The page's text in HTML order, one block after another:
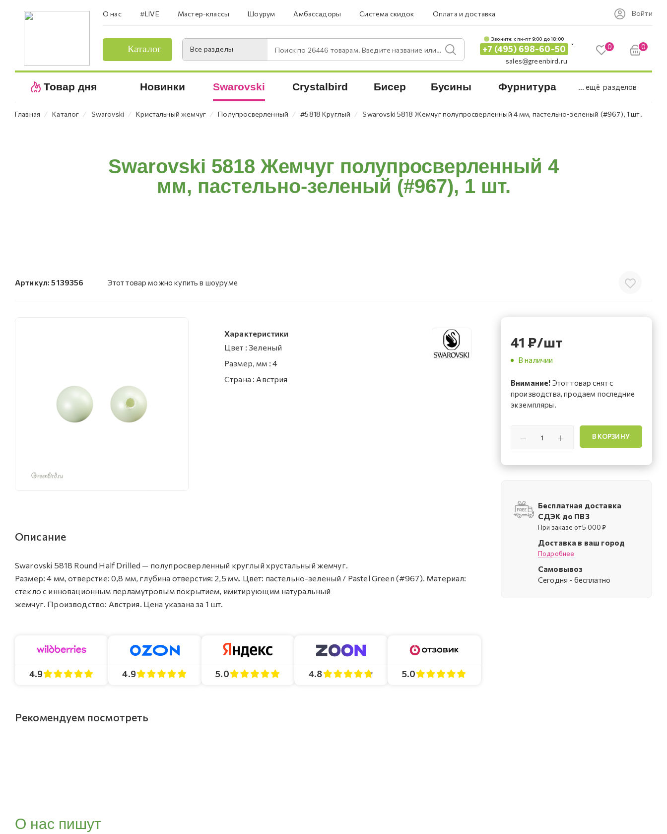
О нас #LIVE Мастер-классы Шоурум Амбассадоры Система скидок Оплата и доставка Войти
Каталог Все разделы Поиск по 26446 товарам. Введите название или артикул.
Звоните: c пн-пт 9:00 до 18:00
+7 (495) 698-60-50
sales@greenbird.ru
0 0
Товар дня Новинки Swarovski Crystalbird Бисер Бусины Фурнитура ... ещё разделов
Главная ⁄ Каталог ⁄ Swarovski ⁄ Кристальный жемчуг ⁄ Полупросверленный ⁄ #5818 Круглый ⁄ Swarovski 5818 Жемчуг полупросверленный 4 мм, пастельно-зеленый (#967), 1 шт.
Swarovski 5818 Жемчуг полупросверленный 4
мм, пастельно-зеленый (#967), 1 шт.
Артикул: 5139356 Этот товар можно купить в шоуруме
Характеристики
Цвет : Зеленый
Размер, мм : 4
Страна : Австрия
Описание
Swarovski 5818 Round Half Drilled — полупросверленный круглый хрустальный жемчуг.
Размер: 4 мм, отверстие: 0,8 мм, глубина отверстия: 2,5 мм. Цвет: пастельно-зеленый / Pastel Green (#967). Материал:
стекло с инновационным перламутровым покрытием, имитирующим натуральный
жемчуг. Производство: Австрия. Цена указана за 1 шт.
4.9 4.9 5.0 4.8 5.0
Рекомендуем посмотреть
О нас пишут
41 ₽/шт
В наличии
Внимание! Этот товар снят с
производства, продаем последние
экземпляры.
В КОРЗИНУ
Бесплатная доставка
СДЭК до ПВЗ
При заказе от 5 000 ₽
Доставка в ваш город
Подробнее
Самовывоз
Cегодня - бесплатно